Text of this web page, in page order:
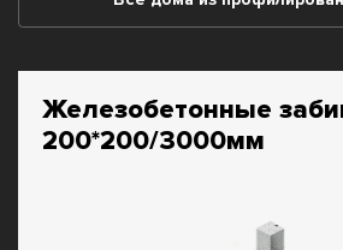
Железобетонные
200*200/3000мм